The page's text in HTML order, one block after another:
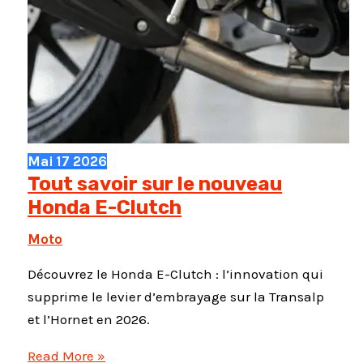
Mai 17 2026
Tout savoir sur le nouveau
Honda E-Clutch
Moto
Découvrez le Honda E-Clutch : l’innovation qui
supprime le levier d’embrayage sur la Transalp
et l’Hornet en 2026.
Tout
Read More »